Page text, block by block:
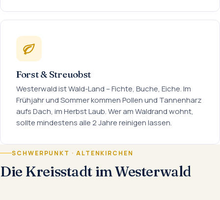
Forst & Streuobst
Westerwald ist Wald-Land – Fichte, Buche, Eiche. Im
Frühjahr und Sommer kommen Pollen und Tannenharz
aufs Dach, im Herbst Laub. Wer am Waldrand wohnt,
sollte mindestens alle 2 Jahre reinigen lassen.
SCHWERPUNKT · ALTENKIRCHEN
Die Kreisstadt im Westerwald